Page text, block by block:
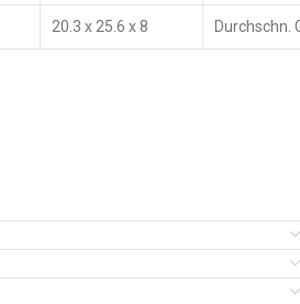
20.3 x 25.6 x 8 Durchschn.